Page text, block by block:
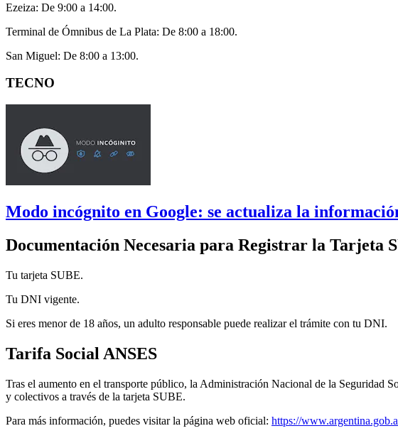
Ezeiza: De 9:00 a 14:00.
Terminal de Ómnibus de La Plata: De 8:00 a 18:00.
San Miguel: De 8:00 a 13:00.
TECNO
Modo incógnito en Google: se actualiza la
Documentación Necesaria para Registrar la Tarjeta
Tu tarjeta SUBE.
Tu DNI vigente.
Si eres menor de 18 años, un adulto responsable puede realizar el trámite con tu DNI.
Tarifa Social ANSES
Tras el aumento en el transporte público, la Administración Nacional de la Seguridad
y colectivos a través de la tarjeta SUBE.
Para más información, puedes visitar la página web oficial: https://